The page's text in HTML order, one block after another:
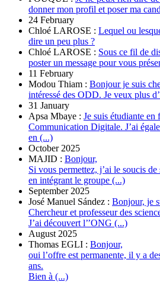
donner mon profil et poser ma
24 February
Chloé LAROSE : Lequel ou
dire un peu plus ?
Chloé LAROSE : Sous ce fil de
poster un message pour vous
11 February
Modou Thiam : Bonjour je suis
intéressé des ODD. Je veux plus
31 January
Apsa Mbaye : Je suis étudiante en
Communication Digitale. J’ai
en (...)
October 2025
MAJID : Bonjour,
Si vous permettez, j’ai le soucis
en intégrant le groupe (...)
September 2025
José Manuel Sández : Bonjour, je
Chercheur et professeur des
J’ai découvert l’’ONG (...)
August 2025
Thomas EGLI : Bonjour,
oui l’offre est permanente, il y a
ans.
Bien à (...)